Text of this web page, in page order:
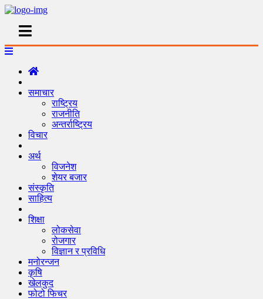
समाचार
राष्ट्रिय
राजनीति
अन्तर्राष्ट्रिय
विचार
अर्थ
विजनेश
शेयर बजार
संस्कृति
साहित्य
शिक्षा
लोकसेवा
रोजगार
विज्ञान र प्रविधि
मनोरन्जन
कृषि
खेलकुद
फोटो फिचर